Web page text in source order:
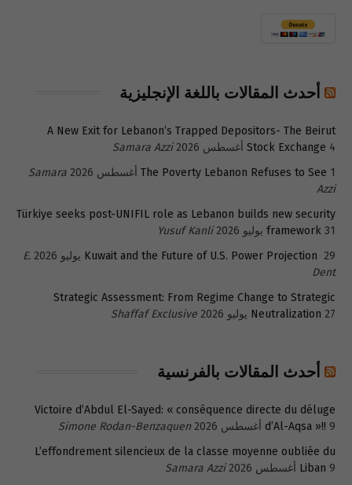
أحدث المقالات باللغة الإنجليزية
A New Exit for Lebanon’s Trapped Depositors- The Beirut
Stock Exchange 4 أغسطس 2026
Samara Azzi
The Poverty Lebanon Refuses to See 1 أغسطس 2026
Samara
Azzi
Türkiye seeks post-UNIFIL role as Lebanon builds new security
framework 31 يوليو 2026
Yusuf Kanli
Kuwait and the Future of U.S. Power Projection 29 يوليو 2026
E.
Dent
Strategic Assessment: From Regime Change to Strategic
Neutralization 27 يوليو 2026 Shaffaf Exclusive
أحدث المقالات بالفرنسية
Victoire d’Abdul El-Sayed: « conséquence directe du déluge
d’Al-Aqsa »!! 9 أغسطس 2026
Simone Rodan-Benzaquen
L’effondrement silencieux de la classe moyenne oubliée du
Liban 9 أغسطس 2026
Samara Azzi